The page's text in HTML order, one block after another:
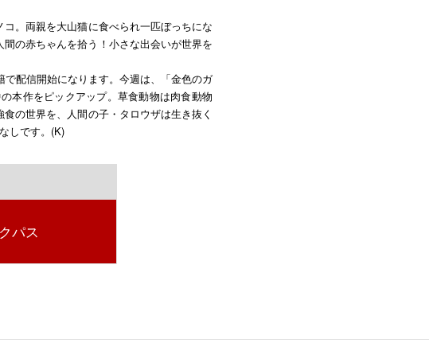
。両親を大山猫に食べられ一匹ぼっちにな
の赤ちゃんを拾う！小さな出会いが世界を
配信開始になります。今週は、「金色のガ
本作をピックアップ。草食動物は肉食動物
の世界を、人間の子・タロウザは生き抜く
しです。(K)
パス